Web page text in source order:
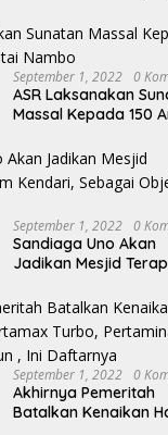
September 1, 2022 0
ASR Laksanakan
Massal Kepada 150
September 1, 2022 0
Sandiaga Uno Akan
Jadikan Mesjid
Objek Wisata
September 1, 2022 0
Akhirnya Pemeritah
Batalkan Kenaikan